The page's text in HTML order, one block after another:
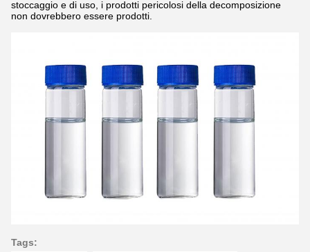
stoccaggio e di uso, i prodotti pericolosi della decomposizione
non dovrebbero essere prodotti.
Tags: